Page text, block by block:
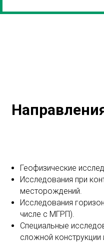
Геофизические
Исследования при
месторождений.
Исследования
числе с МГРП).
Специальные
сложной конструкции